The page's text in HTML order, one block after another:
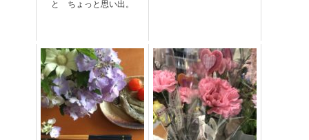
と ちょっと思い出。